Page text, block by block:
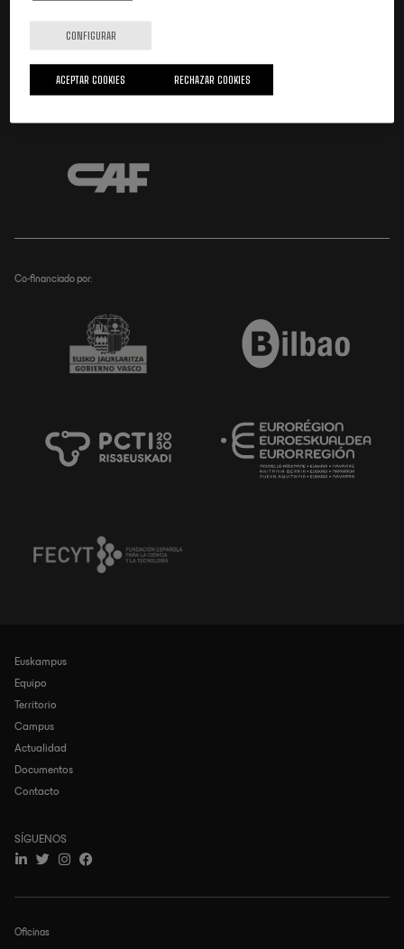
Co-financiado por:
Navegación
principal
Euskampus
Equipo
Territorio
Campus
Actualidad
Documentos
Contacto
Oficinas
SÍGUENOS
CONFIGURAR
RECHAZAR COOKIES
ACEPTAR COOKIES